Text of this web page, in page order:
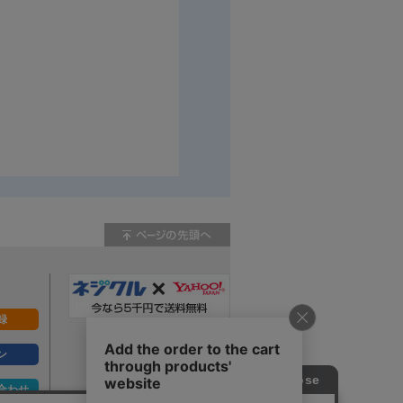
わせ